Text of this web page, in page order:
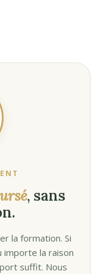
, sans
la formation. Si
la raison
suffit. Nous